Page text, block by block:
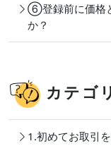
⑥登録前に価格
か？
カテゴ
1.初めてお取引